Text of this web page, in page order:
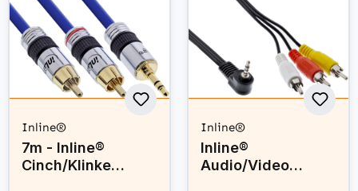
Inline®
7m - Inline®
Cinch/Klinke
Inline®
Inline®
Audio/Video